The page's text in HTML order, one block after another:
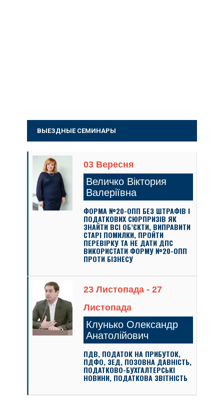
ВЫЕЗДНЫЕ СЕМИНАРЫ
03 Вересня
Величко Віктория
Валеріївна
ФОРМА №20-ОПП БЕЗ ШТРАФІВ І
ПОДАТКОВИХ СЮРПРИЗІВ ЯК
ЗНАЙТИ ВСІ ОБ’ЄКТИ, ВИПРАВИТИ
СТАРІ ПОМИЛКИ, ПРОЙТИ
ПЕРЕВІРКУ ТА НЕ ДАТИ ДПС
ВИКОРИСТАТИ ФОРМУ №20-ОПП
ПРОТИ БІЗНЕСУ
23 Листопада - 27
Листопада
Клунько Олександр
Анатолійович
ПДВ, ПОДАТОК НА ПРИБУТОК,
ПДФО, ЗЕД, ПОЗОВНА ДАВНІСТЬ,
ПОДАТКОВО-БУХГАЛТЕРСЬКІ
НОВИНИ, ПОДАТКОВА ЗВІТНІСТЬ